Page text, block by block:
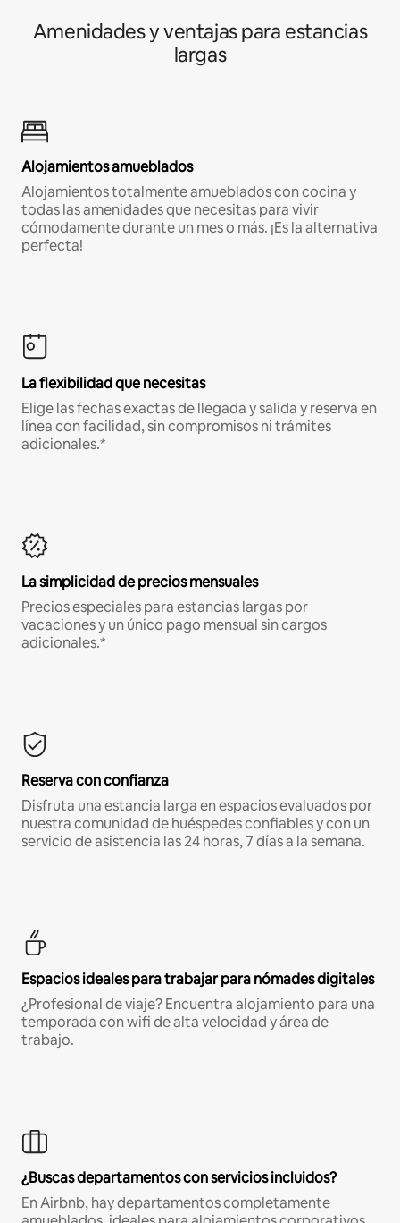
Amenidades y ventajas para estancias
largas
Alojamientos amueblados
Alojamientos totalmente amueblados con cocina y
todas las amenidades que necesitas para vivir
cómodamente durante un mes o más. ¡Es la alternativa
perfecta!
La flexibilidad que necesitas
Elige las fechas exactas de llegada y salida y reserva en
línea con facilidad, sin compromisos ni trámites
adicionales.*
La simplicidad de precios mensuales
Precios especiales para estancias largas por
vacaciones y un único pago mensual sin cargos
adicionales.*
Reserva con confianza
Disfruta una estancia larga en espacios evaluados por
nuestra comunidad de huéspedes confiables y con un
servicio de asistencia las 24 horas, 7 días a la semana.
Espacios ideales para trabajar para nómades digitales
¿Profesional de viaje? Encuentra alojamiento para una
temporada con wifi de alta velocidad y área de
trabajo.
¿Buscas departamentos con servicios incluidos?
En Airbnb, hay departamentos completamente